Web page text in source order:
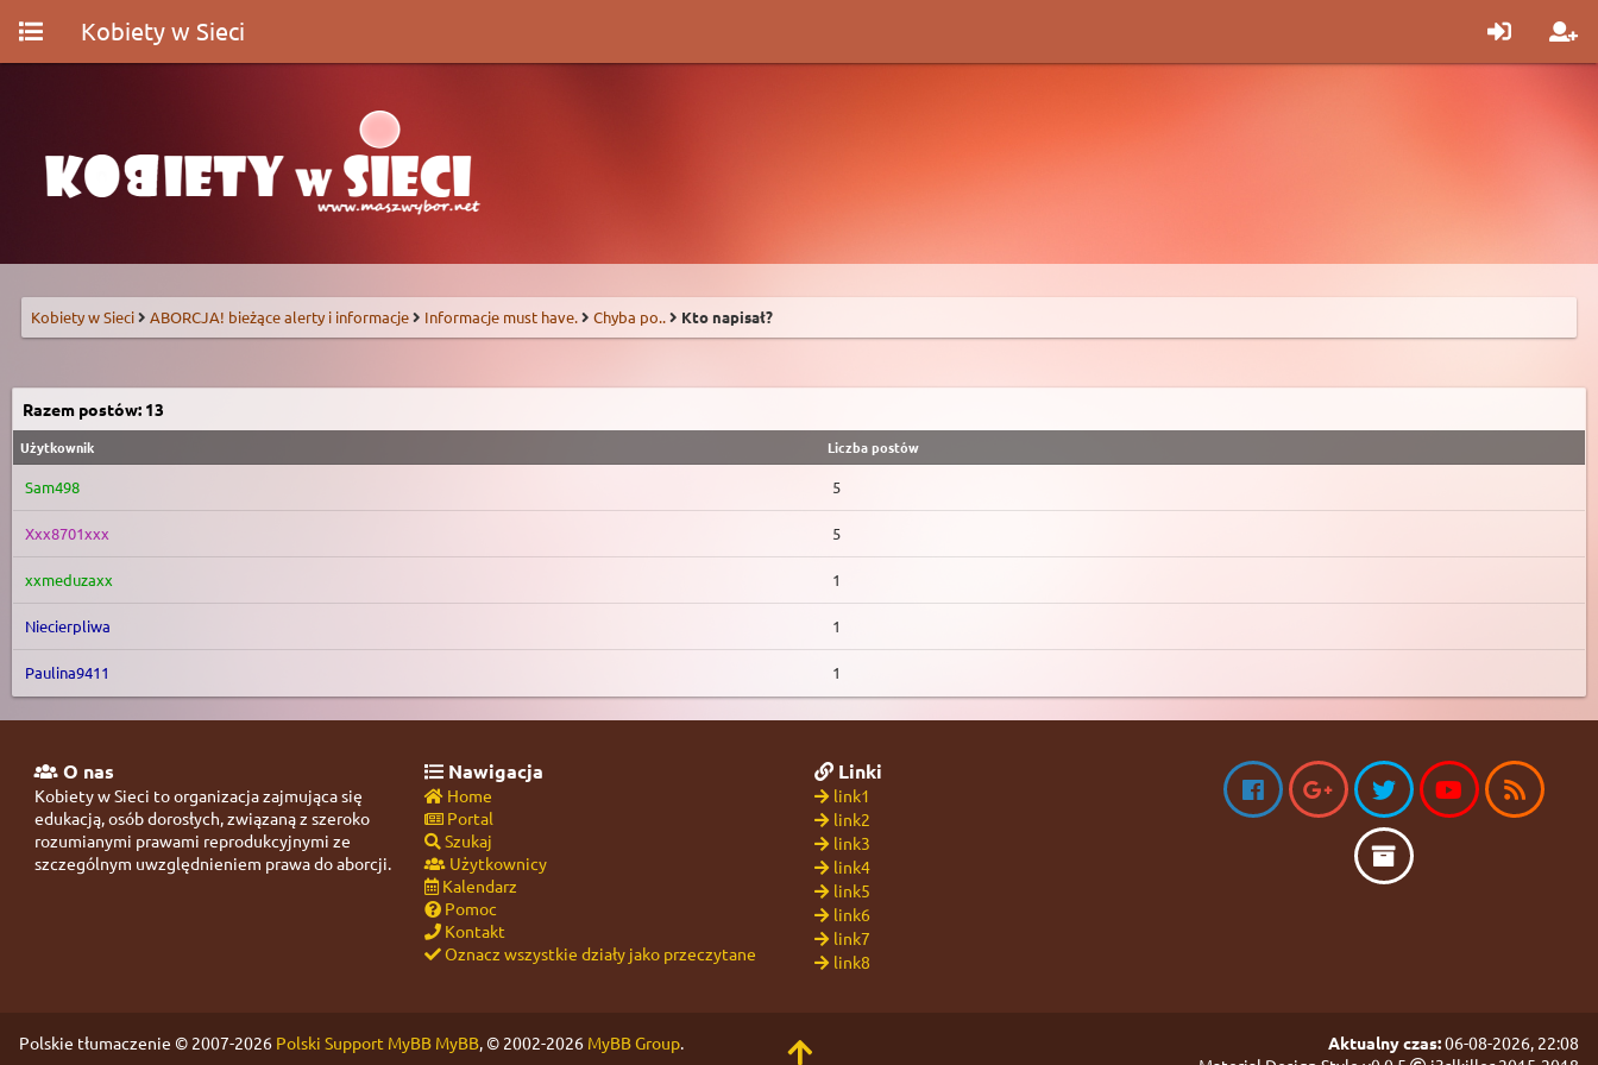
Kobiety w Sieci
Kobiety w Sieci ABORCJA! bieżące alerty i informacje Informacje must have. Chyba po.. Kto napisał?
Razem postów: 13
Użytkownik Liczba postów
Sam498 5
Xxx8701xxx 5
xxmeduzaxx 1
Niecierpliwa 1
Paulina9411 1
O nas
Kobiety w Sieci to organizacja zajmująca się
edukacją, osób dorosłych, związaną z szeroko
rozumianymi prawami reprodukcyjnymi ze
szczególnym uwzględnieniem prawa do aborcji.
Nawigacja
Home
Portal
Szukaj
Użytkownicy
Kalendarz
Pomoc
Kontakt
Oznacz wszystkie działy jako przeczytane
Linki
link1
link2
link3
link4
link5
link6
link7
link8
Polskie tłumaczenie © 2007-2026 Polski Support MyBB MyBB, © 2002-2026 MyBB Group. Aktualny czas:06-08-2026, 22:08